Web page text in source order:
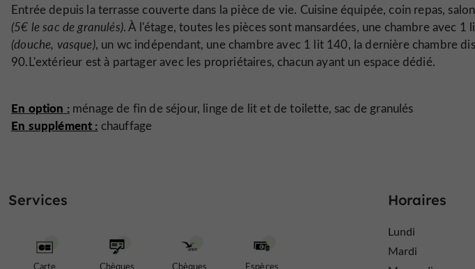
Entrée depuis la terrasse couverte dans la pièce de vie. Cuisine équipée, coin repas,
(5€ le sac de granulés). À l'étage, toutes les pièces sont mansardées, une chambre avec 1
(douche, vasque), un wc indépendant, une chambre avec 1 lit 140, la dernière chambre
90.L'extérieur est à partager avec les propriétaires, chacun ayant un espace dédié.
En option :ménage de fin de séjour, linge de lit et de toilette, sac de granulés
En supplément : chauffage
Services
Carte
Chèques
Chèques
Espèces
Horaires
Lundi
Mardi